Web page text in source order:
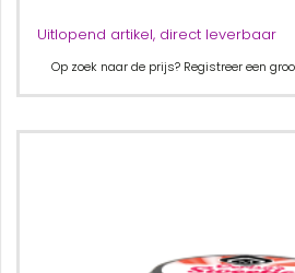
Uitlopend artikel, direct leverbaar
Op zoek naar de prijs? Registreer een